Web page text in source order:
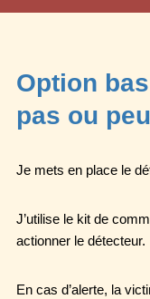
Option
pas ou
Je mets en place le
J’utilise le kit de
actionner le détecteur.
En cas d’alerte, la